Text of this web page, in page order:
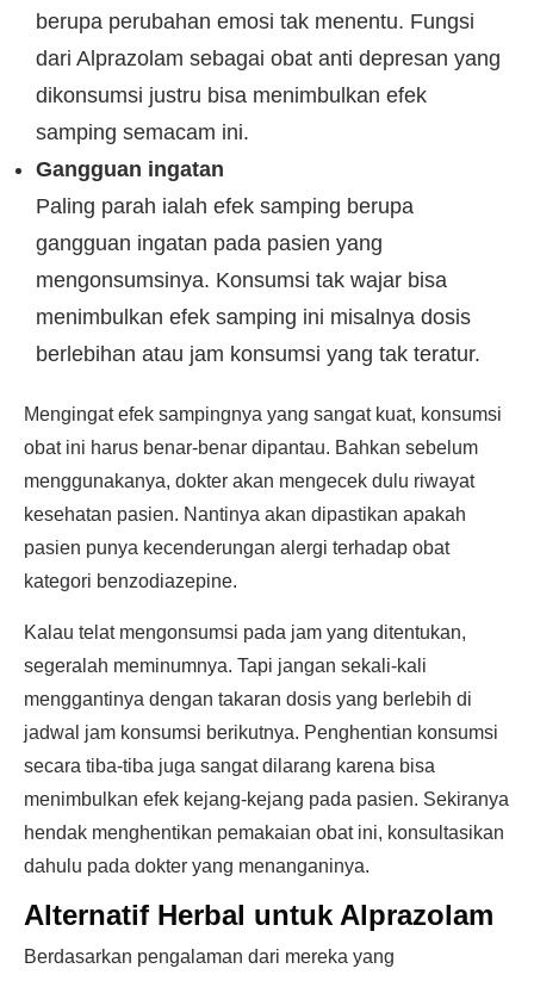
berupa perubahan emosi tak menentu. Fungsi
dari Alprazolam sebagai obat anti depresan yang
dikonsumsi justru bisa menimbulkan efek
samping semacam ini.
Gangguan ingatan
Paling parah ialah efek samping berupa
gangguan ingatan pada pasien yang
mengonsumsinya. Konsumsi tak wajar bisa
menimbulkan efek samping ini misalnya dosis
berlebihan atau jam konsumsi yang tak teratur.
Mengingat efek sampingnya yang sangat kuat, konsumsi
obat ini harus benar-benar dipantau. Bahkan sebelum
menggunakanya, dokter akan mengecek dulu riwayat
kesehatan pasien. Nantinya akan dipastikan apakah
pasien punya kecenderungan alergi terhadap obat
kategori benzodiazepine.
Kalau telat mengonsumsi pada jam yang ditentukan,
segeralah meminumnya. Tapi jangan sekali-kali
menggantinya dengan takaran dosis yang berlebih di
jadwal jam konsumsi berikutnya. Penghentian konsumsi
secara tiba-tiba juga sangat dilarang karena bisa
menimbulkan efek kejang-kejang pada pasien. Sekiranya
hendak menghentikan pemakaian obat ini, konsultasikan
dahulu pada dokter yang menanganinya.
Alternatif Herbal untuk Alprazolam
Berdasarkan pengalaman dari mereka yang